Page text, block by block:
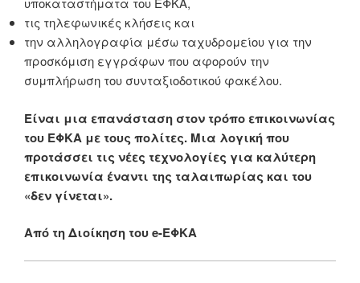
τις τηλεφωνικές κλήσεις και
την αλληλογραφία μέσω ταχυδρομείου για την
προσκόμιση εγγράφων που αφορούν την
συμπλήρωση του συνταξιοδοτικού φακέλου.
Είναι μια επανάσταση στον τρόπο επικοινωνίας
του ΕΦΚΑ με τους πολίτες. Μια λογική που
προτάσσει τις νέες τεχνολογίες για καλύτερη
επικοινωνία έναντι της ταλαιπωρίας και του
«δεν γίνεται».
Aπό τη Διοίκηση του e-ΕΦΚΑ